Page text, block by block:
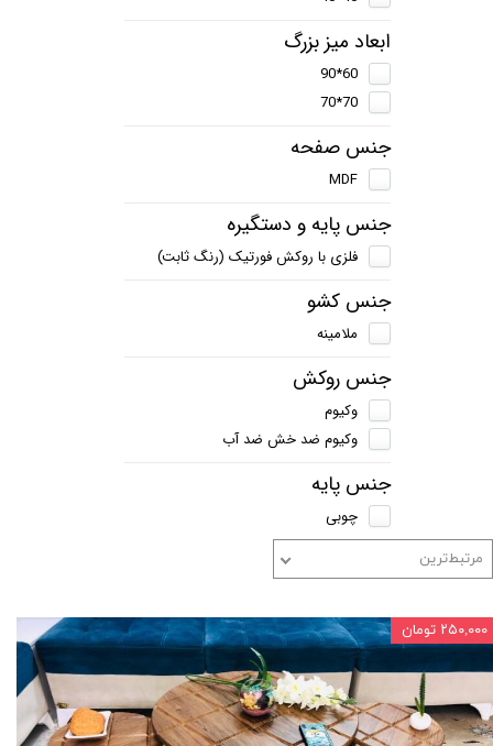
ابعاد میز بزرگ
60*90
70*70
جنس صفحه
MDF
جنس پایه و دستگیره
فلزی با روکش فورتیک (رنگ ثابت)
جنس کشو
ملامینه
جنس روکش
وکیوم
وکیوم ضد خش ضد آب
جنس پایه
چوبی
مرتبط‌ترین
۲۵۰,۰۰۰ تومان